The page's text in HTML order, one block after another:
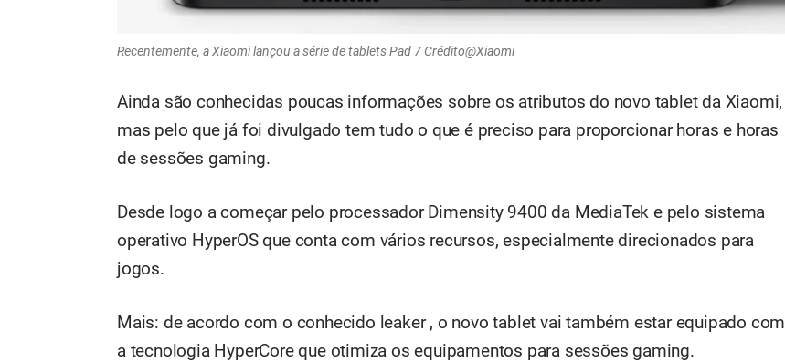
Recentemente, a Xiaomi lançou a série de tablets Pad 7 Crédito@Xiaomi
Ainda são conhecidas poucas informações sobre os atributos do novo tablet da Xiaomi,
mas pelo que já foi divulgado tem tudo o que é preciso para proporcionar horas e horas
de sessões gaming.
Desde logo a começar pelo processador Dimensity 9400 da MediaTek e pelo sistema
operativo HyperOS que conta com vários recursos, especialmente direcionados para
jogos.
Mais: de acordo com o conhecido leaker , o novo tablet vai também estar equipado com
a tecnologia HyperCore que otimiza os equipamentos para sessões gaming.